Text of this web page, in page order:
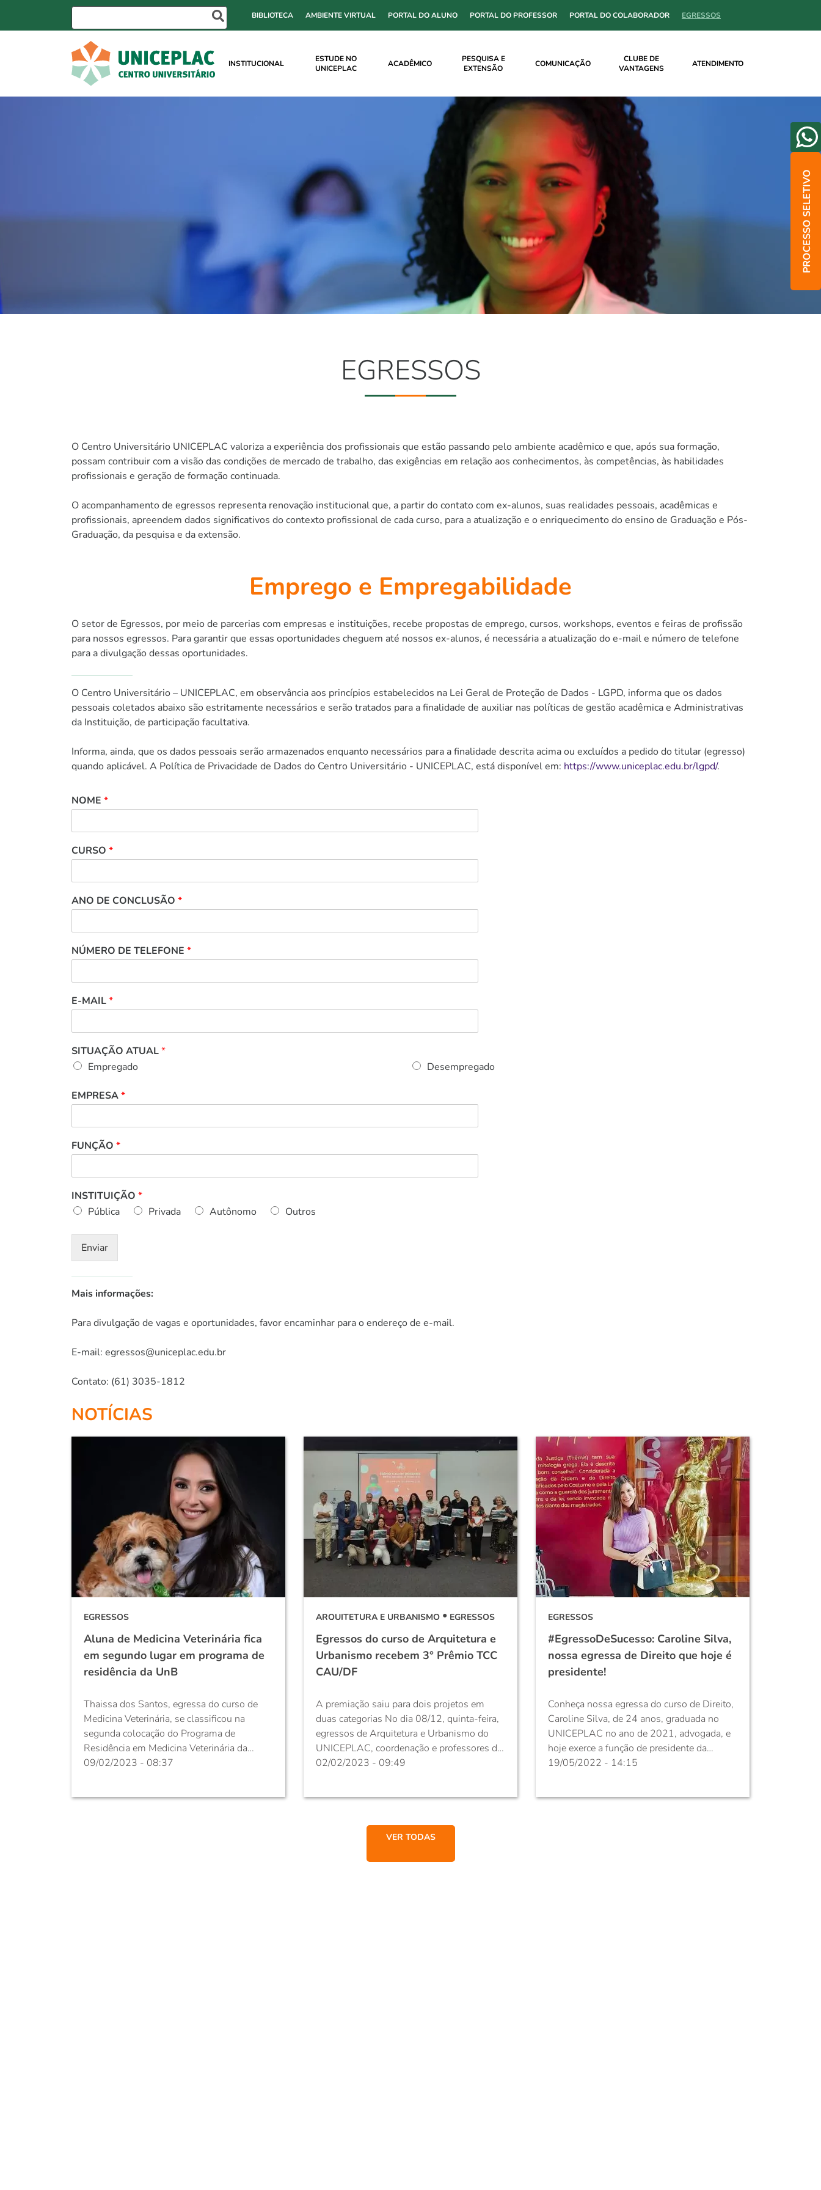
BIBLIOTECA AMBIENTE VIRTUAL PORTAL DO ALUNO PORTAL DO PROFESSOR PORTAL DO COLABORADOR EGRESSOS
INSTITUCIONAL
ESTUDE NO
UNICEPLAC
ACADÊMICO
PESQUISA E
EXTENSÃO
COMUNICAÇÃO
CLUBE DE
VANTAGENS
ATENDIMENTO
PROCESSO SELETIVO
EGRESSOS
O Centro Universitário UNICEPLAC valoriza a experiência dos profissionais que estão passando pelo ambiente acadêmico e que, após sua formação,
possam contribuir com a visão das condições de mercado de trabalho, das exigências em relação aos conhecimentos, às competências, às habilidades
profissionais e geração de formação continuada.
O acompanhamento de egressos representa renovação institucional que, a partir do contato com ex-alunos, suas realidades pessoais, acadêmicas e
profissionais, apreendem dados significativos do contexto profissional de cada curso, para a atualização e o enriquecimento do ensino de Graduação e Pós-
Graduação, da pesquisa e da extensão.
Emprego e Empregabilidade
O setor de Egressos, por meio de parcerias com empresas e instituições, recebe propostas de emprego, cursos, workshops, eventos e feiras de profissão
para nossos egressos. Para garantir que essas oportunidades cheguem até nossos ex-alunos, é necessária a atualização do e-mail e número de telefone
para a divulgação dessas oportunidades.
O Centro Universitário – UNICEPLAC, em observância aos princípios estabelecidos na Lei Geral de Proteção de Dados - LGPD, informa que os dados
pessoais coletados abaixo são estritamente necessários e serão tratados para a finalidade de auxiliar nas políticas de gestão acadêmica e Administrativas
da Instituição, de participação facultativa.
Informa, ainda, que os dados pessoais serão armazenados enquanto necessários para a finalidade descrita acima ou excluídos a pedido do titular (egresso)
quando aplicável. A Política de Privacidade de Dados do Centro Universitário - UNICEPLAC, está disponível em: https://www.uniceplac.edu.br/lgpd/.
NOME *
CURSO *
ANO DE CONCLUSÃO *
NÚMERO DE TELEFONE *
E-MAIL*
SITUAÇÃO ATUAL*
Empregado
Desempregado
EMPRESA*
FUNÇÃO *
INSTITUIÇÃO *
Pública
Privada Autônomo Outros
Enviar
Mais informações:
Para divulgação de vagas e oportunidades, favor encaminhar para o endereço de e-mail.
E-mail: egressos@uniceplac.edu.br
Contato: (61) 3035-1812
NOTÍCIAS
EGRESSOS
Aluna de Medicina Veterinária fica
em segundo lugar em programa de
residência da UnB
Thaissa dos Santos, egressa do curso de
Medicina Veterinária, se classificou na
segunda colocação do Programa de
Residência em Medicina Veterinária da
Universidade de Brasília - UnB na
09/02/2023 - 08:37
ARQUITETURA E URBANISMO EGRESSOS
Egressos do curso de Arquitetura e
Urbanismo recebem 3° Prêmio TCC
CAU/DF
A premiação saiu para dois projetos em
duas categorias No dia 08/12, quinta-feira,
egressos de Arquitetura e Urbanismo do
UNICEPLAC, coordenação e professores do
curso, participaram da solenidade para
02/02/2023 - 09:49
EGRESSOS
#EgressoDeSucesso: Caroline Silva,
nossa egressa de Direito que hoje é
presidente!
Conheça nossa egressa do curso de Direito,
Caroline Silva, de 24 anos, graduada no
UNICEPLAC no ano de 2021, advogada, e
hoje exerce a função de presidente da
Comissão de Lei de Proteção de Dados da
19/05/2022 - 14:15
VER TODAS